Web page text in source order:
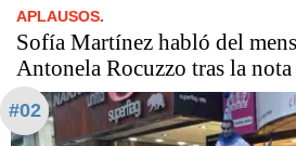
APLAUSOS.
Sofía Martínez habló del
Antonela Rocuzzo tras la
#02